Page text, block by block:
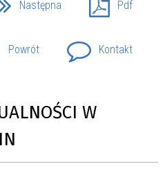
Następna Pdf
Powrót Kontakt
W